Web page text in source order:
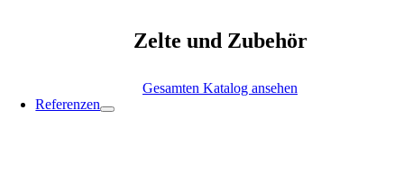
Zelte und Zubehör
Gesamten Katalog ansehen
Referenzen